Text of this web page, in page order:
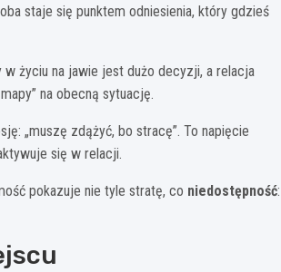
staje się punktem odniesienia, który gdzieś
życiu na jawie jest dużo decyzji, a relacja
na obecną sytuację.
„muszę zdążyć, bo stracę”. To napięcie
się w relacji.
pokazuje nie tyle stratę, co niedostępność: